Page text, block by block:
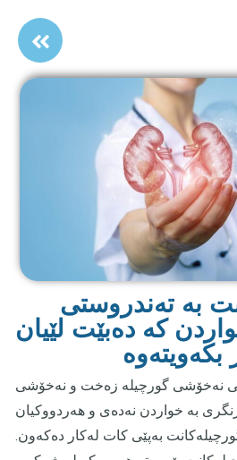
بە تەندروستی
٥ خواردن کە دەبێت لێیان
بکەویتەوە
نەخۆشی گورچیلە زەخت و نەخۆشی
بە خواردن نەدەی و هەردووکیان
بەپێی کات لەکار دەکەون.